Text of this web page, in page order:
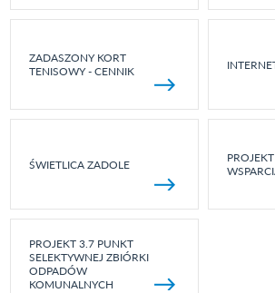
ZADASZONY KORT
TENISOWY - CENNIK
ŚWIETLICA ZADOLE
PROJEKT 3.7 PUNKT
SELEKTYWNEJ ZBIÓRKI
ODPADÓW
KOMUNALNYCH